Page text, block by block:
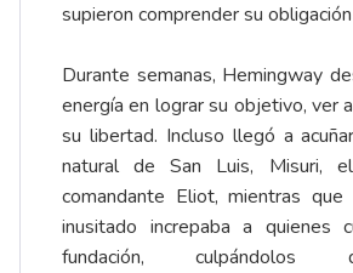
supieron comprender su
Durante semanas, Hemingway
energía en lograr su objetivo, ver
su libertad. Incluso llegó a
natural de San Luis, Misuri,
comandante Eliot, mientras
inusitado increpaba a quienes
fundación, culpándolos